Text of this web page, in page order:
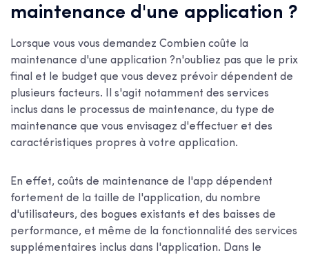
maintenance d'une application ?
Lorsque vous vous demandez Combien coûte la
maintenance d'une application ?n'oubliez pas que le prix
final et le budget que vous devez prévoir dépendent de
plusieurs facteurs. Il s'agit notamment des services
inclus dans le processus de maintenance, du type de
maintenance que vous envisagez d'effectuer et des
caractéristiques propres à votre application.
En effet, coûts de maintenance de l'app dépendent
fortement de la taille de l'application, du nombre
d'utilisateurs, des bogues existants et des baisses de
performance, et même de la fonctionnalité des services
supplémentaires inclus dans l'application. Dans le